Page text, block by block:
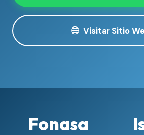
Visitar Sitio
Fonasa